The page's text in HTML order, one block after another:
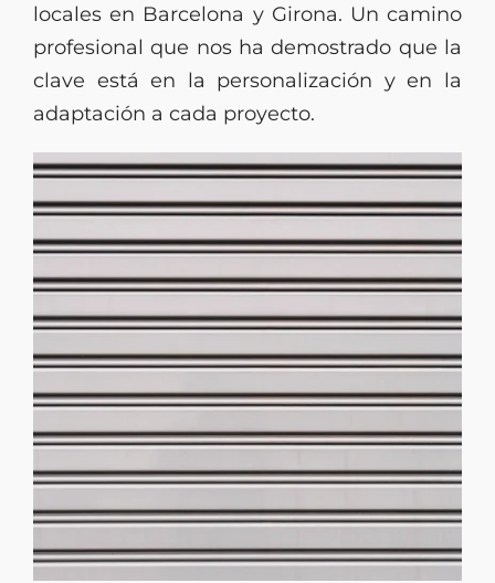
locales en Barcelona y Girona. Un camino
profesional que nos ha demostrado que la
clave está en la personalización y en la
adaptación a cada proyecto.